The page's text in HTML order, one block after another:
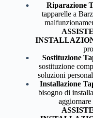
Riparazione
tapparelle a
Sostituzione
sostituzione
soluzioni
Installazione
bisogno di
aggiornare